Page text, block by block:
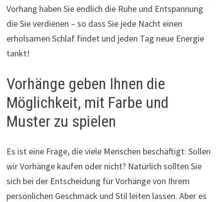
Vorhang haben Sie endlich die Ruhe und Entspannung
die Sie verdienen – so dass Sie jede Nacht einen
erholsamen Schlaf findet und jeden Tag neue Energie
tankt!
Vorhänge geben Ihnen die
Möglichkeit, mit Farbe und
Muster zu spielen
Es ist eine Frage, die viele Menschen beschäftigt: Sollen
wir Vorhänge kaufen oder nicht? Natürlich sollten Sie
sich bei der Entscheidung für Vorhänge von Ihrem
persönlichen Geschmack und Stil leiten lassen. Aber es